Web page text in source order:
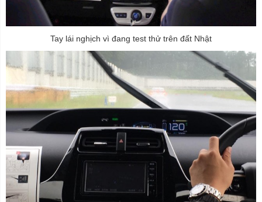
Tay lái nghịch vì đang test thử trên đất Nhật